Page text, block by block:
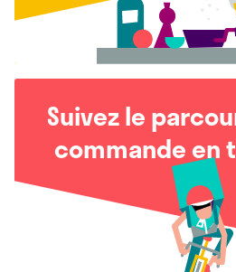
Suivez le
commande en